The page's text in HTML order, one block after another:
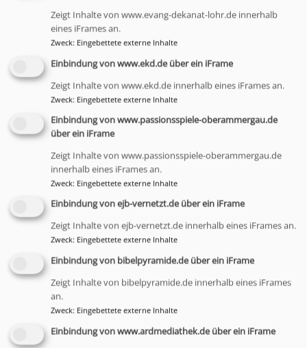
Tel.: 0157 87 54 50 16
E-Mail:Sebastian.Roth@elkb.de
Seelsorge eröffnet auch in Bad Brückenau Räume:
In der Sinntal- und der Hartwaldklinik mit Angeboten
für Leib und Seele und der Möglichkeit zu
persönlichen Gesprächen; im Sommer auf dem
gesamten Staatsbadgebiet mit AbendWegen,
AbendSegen, AbendMusik u.ä.
Die Hescuro-Klinik in Bad Brückenau ist Seelsorgeort
auf zwei Stationen des 100-Betten-Hauses: der
Akutgeriatrie und der geriatrischen Reha.
An allen Orten geschieht die Seelsorge in
Zeigt Inhalte von www.evang-dekanat-lohr.de innerhalb
eines iFrames an.
Zweck: Eingebettete externe Inhalte
Einbindung von www.ekd.de über ein iFrame
Zeigt Inhalte von www.ekd.de innerhalb eines iFrames an.
Zweck: Eingebettete externe Inhalte
Einbindung von www.passionsspiele-oberammergau.de
über ein iFrame
Zeigt Inhalte von www.passionsspiele-oberammergau.de
innerhalb eines iFrames an.
Zweck: Eingebettete externe Inhalte
Einbindung von ejb-vernetzt.de über ein iFrame
Zeigt Inhalte von ejb-vernetzt.de innerhalb eines iFrames an.
Zweck: Eingebettete externe Inhalte
Einbindung von bibelpyramide.de über ein iFrame
Zeigt Inhalte von bibelpyramide.de innerhalb eines iFrames
an.
Zweck: Eingebettete externe Inhalte
Einbindung von www.ardmediathek.de über ein iFrame